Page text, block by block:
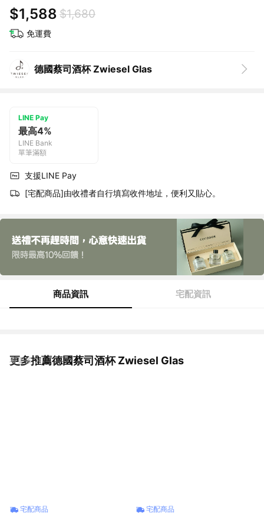
禮盒+提袋｜獅子座生日快樂｜生日禮物｜送禮｜
禮盒｜父親節｜中元節
$1,588 $1,680
免運費
德國蔡司酒杯 Zwiesel Glas
LINE Pay
最高4%
LINE Bank
單筆滿額
支援LINE Pay
[宅配商品]由收禮者自行填寫收件地址，便利又貼心。
商品資訊 宅配資訊
更多推薦德國蔡司酒杯 Zwiesel Glas
看更多
宅配商品 宅配商品